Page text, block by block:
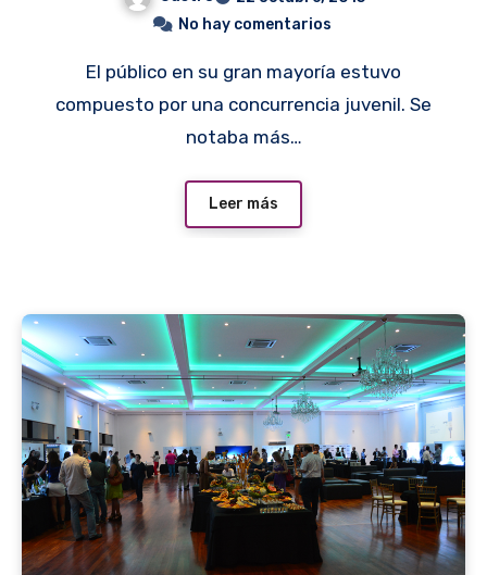
No hay comentarios
El público en su gran mayoría estuvo
compuesto por una concurrencia juvenil. Se
notaba más…
Leer más